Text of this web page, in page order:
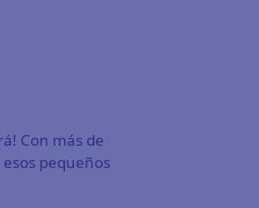
Con más de
pequeños